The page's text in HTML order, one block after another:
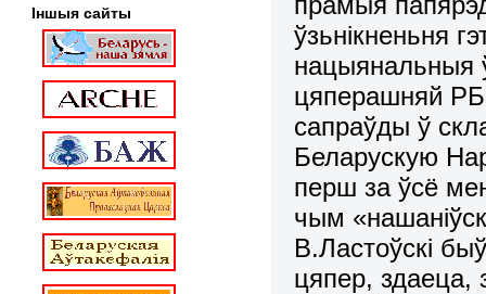
ўзьнікненьня
нацыянальныя
цяперашняй
сапраўды ў
Беларускую
перш за ўсё
чым
В.Ластоўскі
цяпер, здаеца,
Іншыя сайты